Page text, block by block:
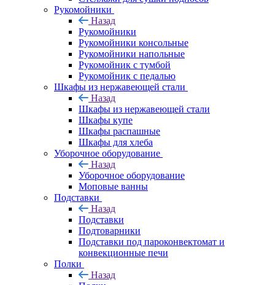
Рукомойники
Назад
Рукомойники
Рукомойники консольные
Рукомойники напольные
Рукомойник с тумбой
Рукомойник с педалью
Шкафы из нержавеющей стали
Назад
Шкафы из нержавеющей стали
Шкафы купе
Шкафы распашные
Шкафы для хлеба
Уборочное оборудование
Назад
Уборочное оборудование
Моповые ванны
Подставки
Назад
Подставки
Подтоварники
Подставки под пароконвектомат и
конвекционные печи
Полки
Назад